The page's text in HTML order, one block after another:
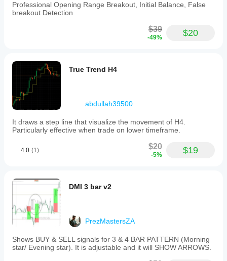
Professional Opening Range Breakout, Initial Balance, False
breakout Detection
$39
-49% $20
True Trend H4
abdullah39500
It draws a step line that visualize the movement of H4.
Particularly effective when trade on lower timeframe.
4.0 (1) $20
-5% $19
DMI 3 bar v2
PrezMastersZA
Shows BUY & SELL signals for 3 & 4 BAR PATTERN (Morning
star/ Evening star). It is adjustable and it will SHOW ARROWS.